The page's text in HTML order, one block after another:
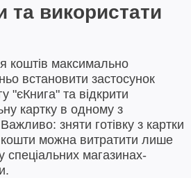
та використати
коштів максимально
встановити застосунок
"єКнига" та відкрити
картку в одному з
зняти готівку з картки
можна витратити лише
спеціальних магазинах-